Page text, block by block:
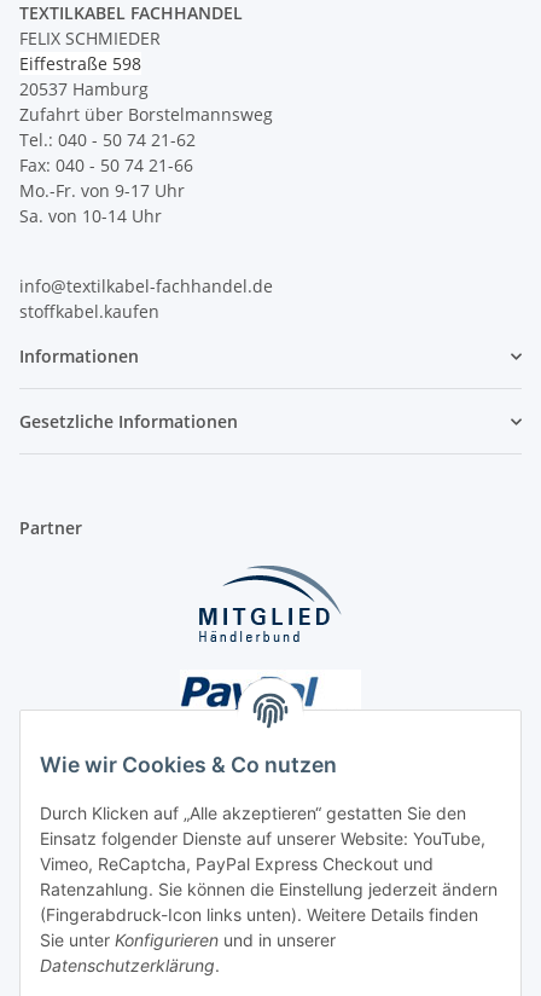
Wie wir Cookies & Co nutzen
Durch Klicken auf „Alle akzeptieren“ gestatten Sie den
Einsatz folgender Dienste auf unserer Website: YouTube,
Vimeo, ReCaptcha, PayPal Express Checkout und
Ratenzahlung. Sie können die Einstellung jederzeit ändern
(Fingerabdruck-Icon links unten). Weitere Details finden
Sie unter Konfigurieren und in unserer
Datenschutzerklärung.
TEXTILKABEL FACHHANDEL
FELIX SCHMIEDER
Eiffestraße 598
20537 Hamburg
Zufahrt über Borstelmannsweg
Tel.: 040 - 50 74 21-62
Fax: 040 - 50 74 21-66
Mo.-Fr. von 9-17 Uhr
Sa. von 10-14 Uhr
info@textilkabel-fachhandel.de
stoffkabel.kaufen
Informationen
Gesetzliche Informationen
Partner
Unsere Seiten
Social Media